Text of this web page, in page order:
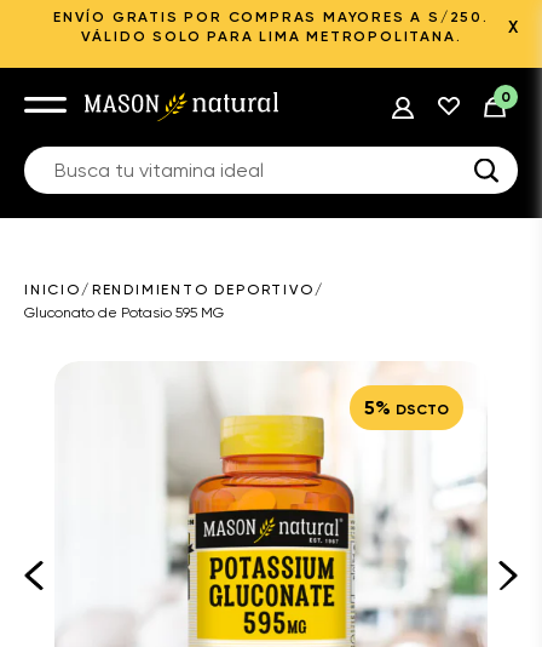
ENVÍO GRATIS POR COMPRAS MAYORES A S/250.
VÁLIDO SOLO PARA LIMA METROPOLITANA.
X
0
INICIO / RENDIMIENTO DEPORTIVO /
Gluconato de Potasio 595 MG
5% DSCTO